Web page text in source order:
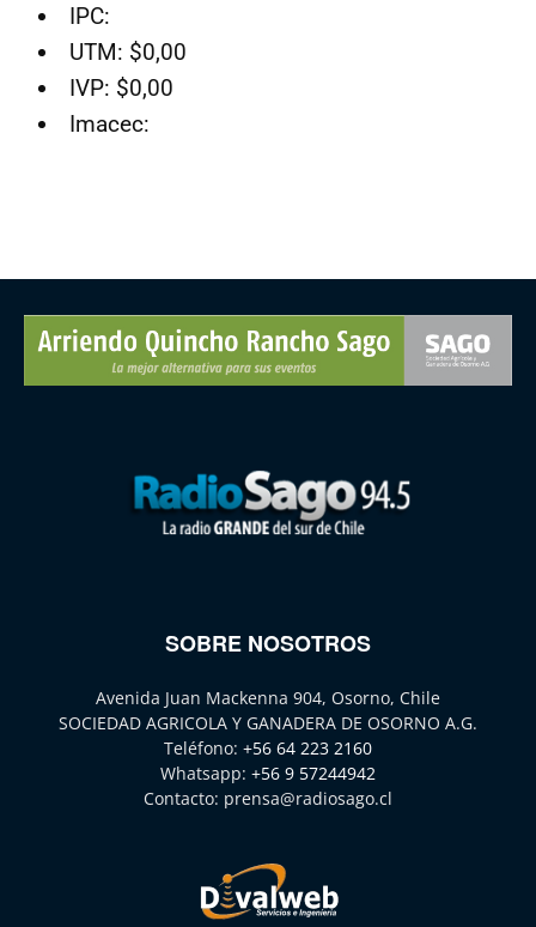
IPC:
UTM: $0,00
IVP: $0,00
Imacec:
SOBRE NOSOTROS
Avenida Juan Mackenna 904, Osorno, Chile
SOCIEDAD AGRICOLA Y GANADERA DE OSORNO A.G.
Teléfono: +56 64 223 2160
Whatsapp: +56 9 57244942
Contacto: prensa@radiosago.cl